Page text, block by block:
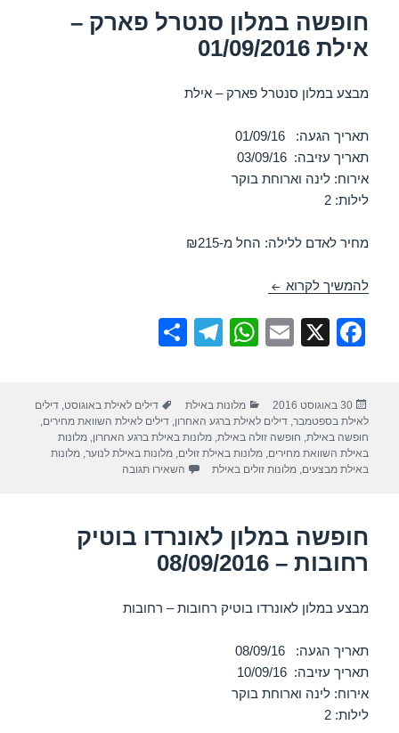
k
חופשה במלון סנטרל פארק –
אילת 01/09/2016
מבצע במלון סנטרל פארק – אילת
תאריך הגעה: 01/09/16
תאריך עזיבה: 03/09/16
אירוח: לינה וארוחת בוקר
לילות: 2
מחיר לאדם ללילה: החל מ-₪215
להמשיך לקרוא חופשה במלון סנטרל פארק – אילת 01/09/2016
F
e
b
o
k
X
E
W
s
A
p
T
gr
a
m
e
פורסם
בתאריך
30 באוגוסט 2016 קטגוריות
מלונות באילת תגיות
דילים לאילת באוגוסט,דילים
לאילת בספטמבר,דילים לאילת ברגע האחרון,דילים לאילת השוואת מחירים,
חופשה באילת, חופשה זולה באילת,מלונות באילת ברגע האחרון,מלונות
באילת השוואת מחירים,מלונות באילת זולים,מלונות באילת לנוער,מלונות
באילת מבצעים,מלונות זולים באילת השאירו תגובה
חופשה במלון לאונרדו בוטיק
רחובות – 08/09/2016
מבצע במלון לאונרדו בוטיק רחובות – רחובות
תאריך הגעה: 08/09/16
תאריך עזיבה: 10/09/16
אירוח: לינה וארוחת בוקר
לילות: 2